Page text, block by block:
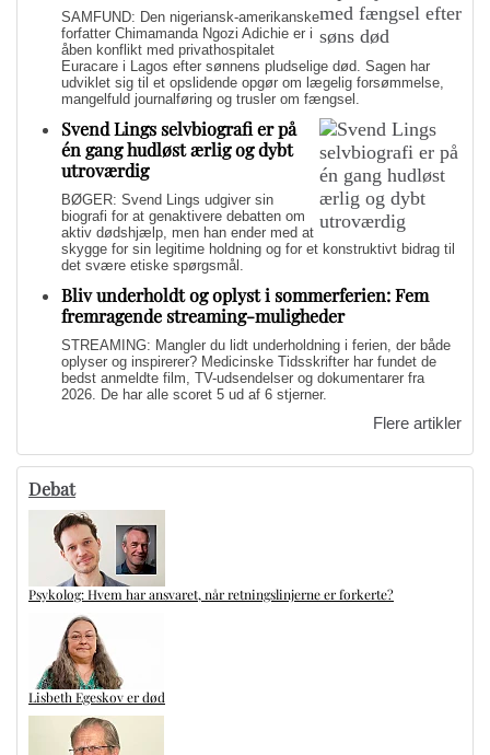
SAMFUND: Den nigeriansk-amerikanske
forfatter Chimamanda Ngozi Adichie er i
åben konflikt med privathospitalet
Euracare i Lagos efter sønnens pludselige død. Sagen har
udviklet sig til et opslidende opgør om lægelig forsømmelse,
mangelfuld journalføring og trusler om fængsel.
Svend Lings selvbiografi er på
én gang hudløst ærlig og dybt
utroværdig
BØGER: Svend Lings udgiver sin
biografi for at genaktivere debatten om
aktiv dødshjælp, men han ender med at
skygge for sin legitime holdning og for et konstruktivt bidrag til
det svære etiske spørgsmål.
Bliv underholdt og oplyst i sommerferien: Fem
fremragende streaming-muligheder
STREAMING: Mangler du lidt underholdning i ferien, der både
oplyser og inspirerer? Medicinske Tidsskrifter har fundet de
bedst anmeldte film, TV-udsendelser og dokumentarer fra
2026. De har alle scoret 5 ud af 6 stjerner.
Flere artikler
Debat
Psykolog: Hvem har ansvaret, når retningslinjerne er forkerte?
Lisbeth Egeskov er død